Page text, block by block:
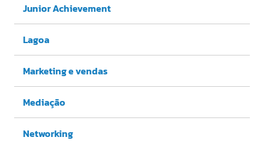
Junior Achievement
Lagoa
Marketing e vendas
Mediação
Networking